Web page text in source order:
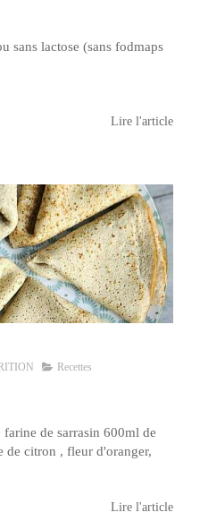
sans lactose (sans fodmaps
Lire l'article
Recettes
de sarrasin 600ml de
de citron , fleur d'oranger,
Lire l'article